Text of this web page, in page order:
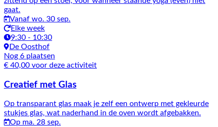
gaat.
Vanaf wo. 30 sep.
Elke week
9:30 - 10:30
De Oosthof
Nog 6 plaatsen
€ 40,00 voor deze activiteit
Creatief met Glas
Op transparant glas maak je zelf een ontwerp met gekleurde
stukjes glas, wat naderhand in de oven wordt afgebakken.
Op ma. 28 sep.